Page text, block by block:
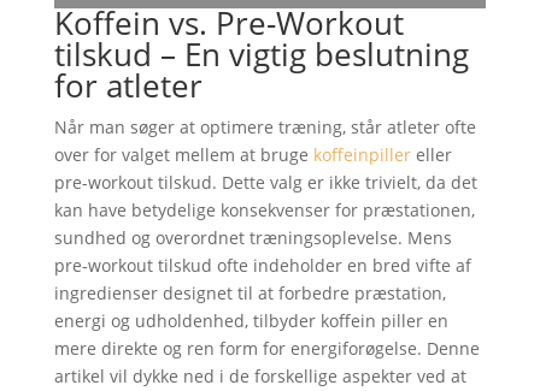
Koffein vs. Pre-Workout
tilskud – En vigtig beslutning
for atleter
Når man søger at optimere træning, står atleter ofte
over for valget mellem at bruge koffeinpillereller
pre-workout tilskud. Dette valg er ikke trivielt, da det
kan have betydelige konsekvenser for præstationen,
sundhed og overordnet træningsoplevelse. Mens
pre-workout tilskud ofte indeholder en bred vifte af
ingredienser designet til at forbedre præstation,
energi og udholdenhed, tilbyder koffein piller en
mere direkte og ren form for energiforøgelse. Denne
artikel vil dykke ned i de forskellige aspekter ved at